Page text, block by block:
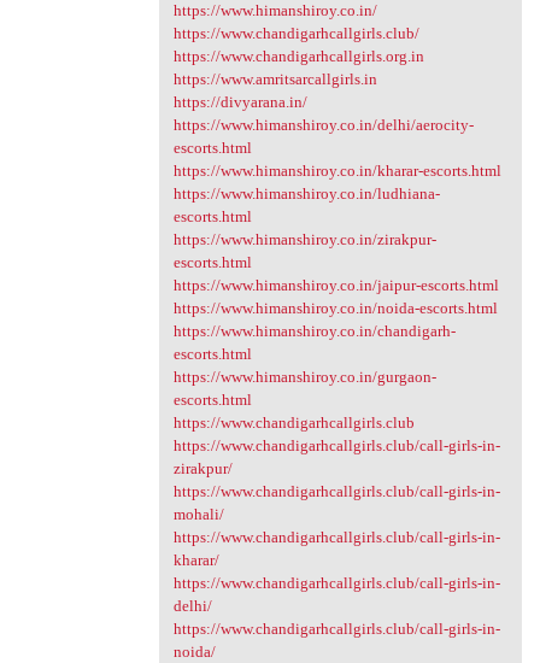
https://www.himanshiroy.co.in/
https://www.chandigarhcallgirls.club/
https://www.chandigarhcallgirls.org.in
https://www.amritsarcallgirls.in
https://divyarana.in/
https://www.himanshiroy.co.in/delhi/aerocity-
escorts.html
https://www.himanshiroy.co.in/kharar-escorts.html
https://www.himanshiroy.co.in/ludhiana-
escorts.html
https://www.himanshiroy.co.in/zirakpur-
escorts.html
https://www.himanshiroy.co.in/jaipur-escorts.html
https://www.himanshiroy.co.in/noida-escorts.html
https://www.himanshiroy.co.in/chandigarh-
escorts.html
https://www.himanshiroy.co.in/gurgaon-
escorts.html
https://www.chandigarhcallgirls.club
https://www.chandigarhcallgirls.club/call-girls-in-
zirakpur/
https://www.chandigarhcallgirls.club/call-girls-in-
mohali/
https://www.chandigarhcallgirls.club/call-girls-in-
kharar/
https://www.chandigarhcallgirls.club/call-girls-in-
delhi/
https://www.chandigarhcallgirls.club/call-girls-in-
noida/